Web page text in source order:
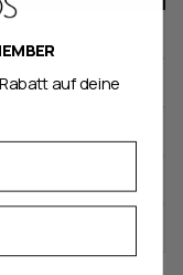
auf deine